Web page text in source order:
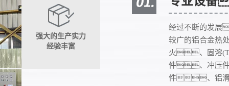
强大的生产实力
经验丰富
经过不断的发
较广的铝合金
火、固溶
件、冲压
件、铝滑